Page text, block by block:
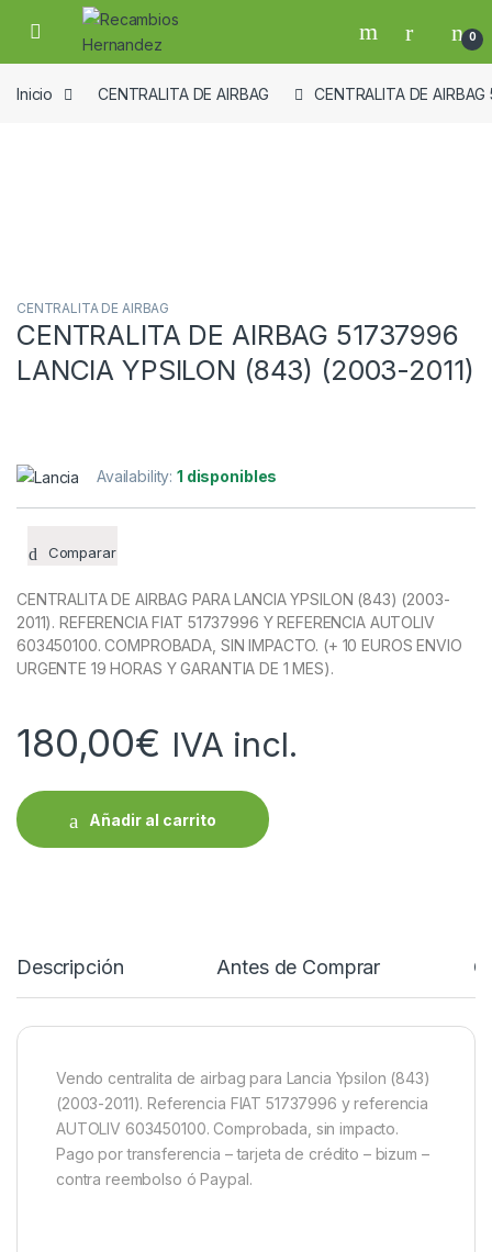
Skip to navigation
Skip to content
Open 0
Inicio CENTRALITA DE AIRBAG CENTRALITA DE
CENTRALITA DE AIRBAG
CENTRALITA DE AIRBAG 51737996
LANCIA YPSILON (843) (2003-2011)
Availability:1 disponibles
Comparar
CENTRALITA DE AIRBAG PARA LANCIA YPSILON (843) (2003-
2011). REFERENCIA FIAT 51737996 Y REFERENCIA AUTOLIV
603450100. COMPROBADA, SIN IMPACTO. (+ 10 EUROS ENVIO
URGENTE 19 HORAS Y GARANTIA DE 1 MES).
180,00€ IVA incl.
Añadir al carrito
Descripción Antes de Comprar
Vendo centralita de airbag para Lancia Ypsilon (843)
(2003-2011). Referencia FIAT 51737996 y referencia
AUTOLIV 603450100. Comprobada, sin impacto.
Pago por transferencia – tarjeta de crédito – bizum –
contra reembolso ó Paypal.